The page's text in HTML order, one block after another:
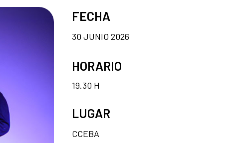
FECHA
30 JUNIO 2026
HORARIO
19.30 H
LUGAR
CCEBA